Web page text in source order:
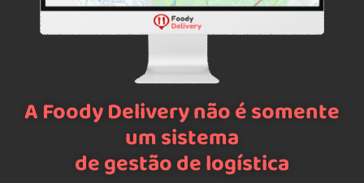
A Foody Delivery não é somente
um sistema
de gestão de logística